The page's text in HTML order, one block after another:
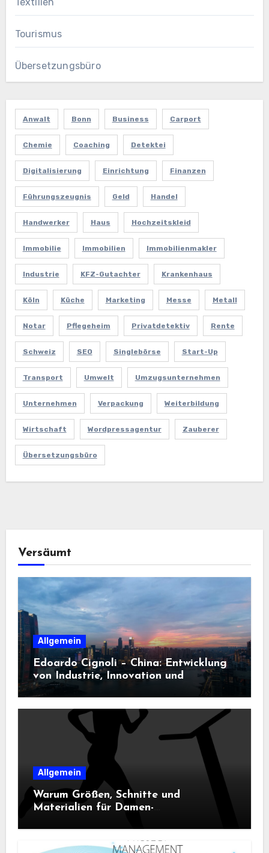
Tourismus
Übersetzungsbüro
Anwalt Bonn Business Carport
Chemie Coaching Detektei
Digitalisierung Einrichtung Finanzen
Führungszeugnis Geld Handel
Handwerker Haus Hochzeitskleid
Immobilie Immobilien Immobilienmakler
Industrie KFZ-Gutachter Krankenhaus
Köln Küche Marketing Messe Metall
Notar Pflegeheim Privatdetektiv Rente
Schweiz SEO Singlebörse Start-Up
Transport Umwelt Umzugsunternehmen
Unternehmen Verpackung Weiterbildung
Wirtschaft Wordpressagentur Zauberer
Übersetzungsbüro
Versäumt
Allgemein
Edoardo Cignoli – China: Entwicklung
von Industrie, Innovation und
Technologie
Allgemein
Warum Größen, Schnitte und
Materialien für Damen-